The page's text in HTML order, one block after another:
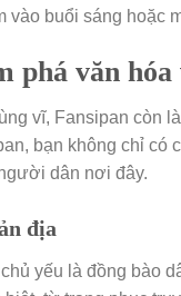
buổi sáng hoặc
phá văn
vĩ, Fansipan còn
bạn không chỉ
dân nơi đây.
địa
yếu là đồng bào